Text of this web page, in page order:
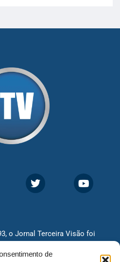
de
o Jornal Terceira Visão foi
naquela época só existiam